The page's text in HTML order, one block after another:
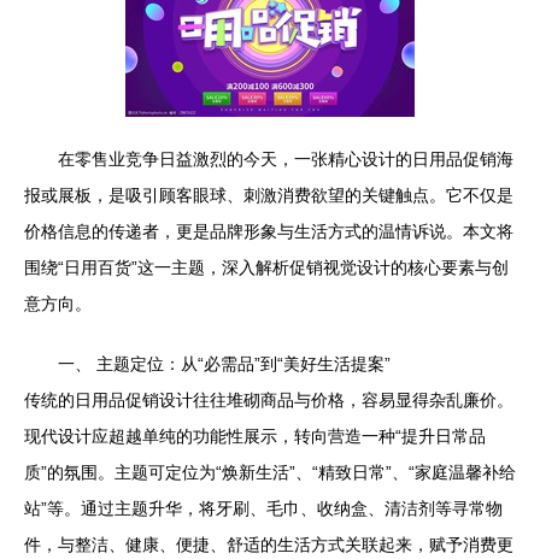
在零售业竞争日益激烈的今天，一张精心设计的日用品促销海
报或展板，是吸引顾客眼球、刺激消费欲望的关键触点。它不仅是
价格信息的传递者，更是品牌形象与生活方式的温情诉说。本文将
围绕“日用百货”这一主题，深入解析促销视觉设计的核心要素与创
意方向。
一、 主题定位：从“必需品”到“美好生活提案”
传统的日用品促销设计往往堆砌商品与价格，容易显得杂乱廉价。
现代设计应超越单纯的功能性展示，转向营造一种“提升日常品
质”的氛围。主题可定位为“焕新生活”、“精致日常”、“家庭温馨补给
站”等。通过主题升华，将牙刷、毛巾、收纳盒、清洁剂等寻常物
件，与整洁、健康、便捷、舒适的生活方式关联起来，赋予消费更